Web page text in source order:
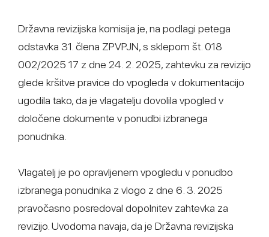
Državna revizijska komisija je, na podlagi petega
odstavka 31. člena ZPVPJN, s sklepom št. 018
002/2025 17 z dne 24. 2. 2025, zahtevku za revizijo
glede kršitve pravice do vpogleda v dokumentacijo
ugodila tako, da je vlagatelju dovolila vpogled v
določene dokumente v ponudbi izbranega
ponudnika.
Vlagatelj je po opravljenem vpogledu v ponudbo
izbranega ponudnika z vlogo z dne 6. 3. 2025
pravočasno posredoval dopolnitev zahtevka za
revizijo. Uvodoma navaja, da je Državna revizijska